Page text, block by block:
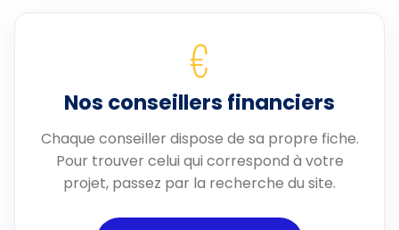
€
Nos conseillers financiers
Chaque conseiller dispose de sa propre fiche.
Pour trouver celui qui correspond à votre
projet, passez par la recherche du site.